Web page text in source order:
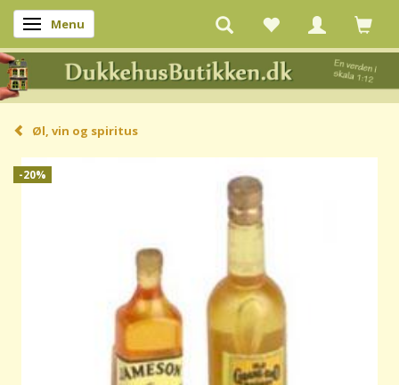
Skifte navigation
Menu
Øl, vin og spiritus
-20%